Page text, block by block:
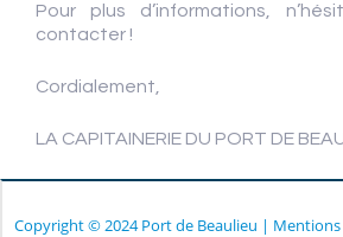
Pour plus d’informations,
contacter !
Cordialement,
LA CAPITAINERIE DU PORT DE
Copyright © 2024 Port de Beaulieu | Mentions